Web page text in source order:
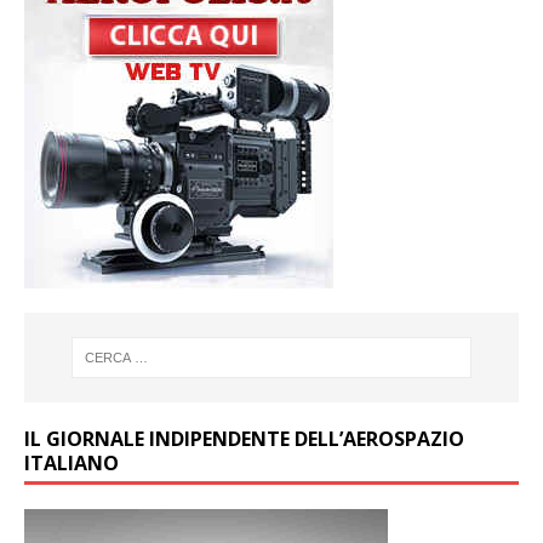
IL GIORNALE INDIPENDENTE DELL’AEROSPAZIO
ITALIANO